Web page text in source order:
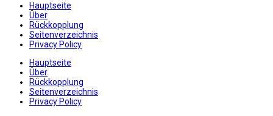
Hauptseite
Über
Rückkopplung
Seitenverzeichnis
Privacy Policy
Hauptseite
Über
Rückkopplung
Seitenverzeichnis
Privacy Policy